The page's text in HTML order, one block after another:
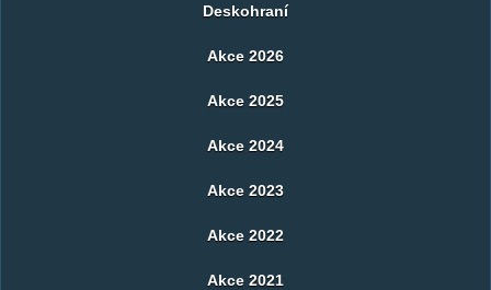
Deskohraní
Akce 2026
Akce 2025
Akce 2024
Akce 2023
Akce 2022
Akce 2021